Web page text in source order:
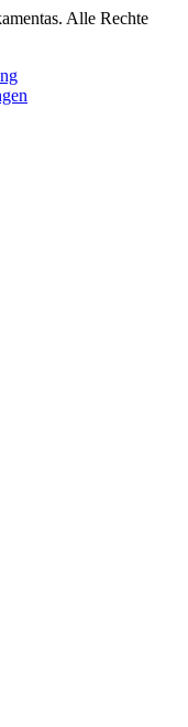
Alle Rechte